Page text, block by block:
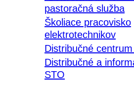
pastoračná služba
Školiace pracovisko
elektrotechnikov
Distribučné
Distribučné a
STO